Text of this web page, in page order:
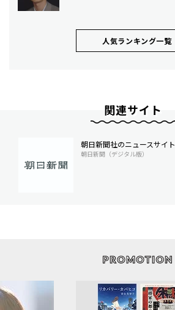
人気ランキング⼀覧
関連サイト
朝日新聞社のニュースサイト
朝日新聞（デジタル版）